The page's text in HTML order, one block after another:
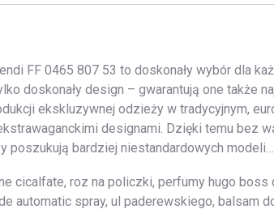
FF 0465 807 53 to doskonały wybór dla
doskonały design – gwarantują one także
ekskluzywnej odzieży w tradycyjnym,
designami. Dzięki temu bez
poszukują bardziej niestandardowych
cicalfate, roz na policzki, perfumy hugo boss
automatic spray, ul paderewskiego, balsam